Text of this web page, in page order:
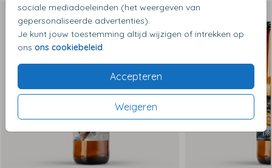
sociale mediadoeleinden (het weergeven van
gepersonaliseerde advertenties).
Je kunt jouw toestemming altijd wijzigen of intrekken op
ons ons cookiebeleid.
Accepteren
Weigeren